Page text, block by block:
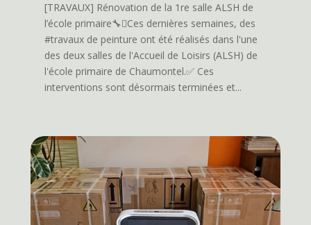
[TRAVAUX] Rénovation de la 1re salle ALSH de
l’école primaire🔧🫟Ces dernières semaines, des
#travaux de peinture ont été réalisés dans l'une
des deux salles de l'Accueil de Loisirs (ALSH) de
l'école primaire de Chaumontel.✅ Ces
interventions sont désormais terminées et...